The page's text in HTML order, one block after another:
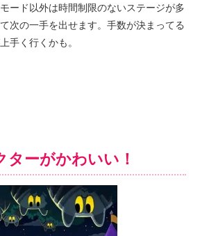
ード以外は時間制限のないステージが多
次の一手を出せます。手数が決まってる
手く行くかも。
ターがかわいい！